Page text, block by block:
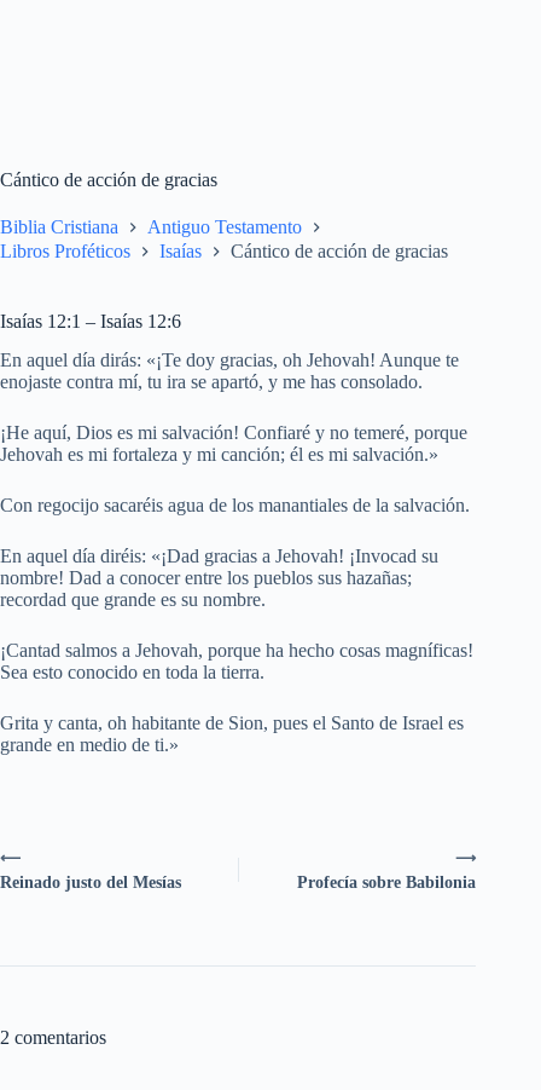
Cántico de acción de gracias
Biblia Cristiana
Antiguo Testamento
Libros Proféticos
Isaías Cántico de acción de gracias
Isaías 12:1 – Isaías 12:6
En aquel día dirás: «¡Te doy gracias, oh Jehovah! Aunque te
enojaste contra mí, tu ira se apartó, y me has consolado.
¡He aquí, Dios es mi salvación! Confiaré y no temeré, porque
Jehovah es mi fortaleza y mi canción; él es mi salvación.»
Con regocijo sacaréis agua de los manantiales de la salvación.
En aquel día diréis: «¡Dad gracias a Jehovah! ¡Invocad su
nombre! Dad a conocer entre los pueblos sus hazañas;
recordad que grande es su nombre.
¡Cantad salmos a Jehovah, porque ha hecho cosas magníficas!
Sea esto conocido en toda la tierra.
Grita y canta, oh habitante de Sion, pues el Santo de Israel es
grande en medio de ti.»
⟶
Profecía sobre Babilonia
⟵
Reinado justo del Mesías
2 comentarios